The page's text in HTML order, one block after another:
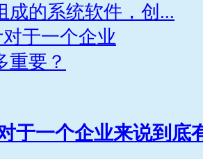
成的系统软件，创...
于一个企业来说到底